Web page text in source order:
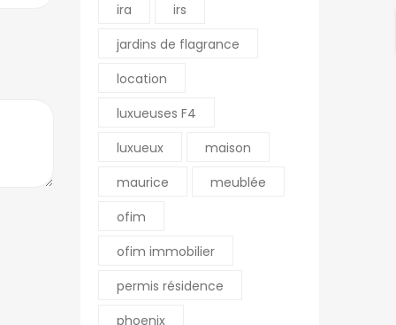
ira
irs
jardins de flagrance
location
luxueuses F4
luxueux
maison
maurice
meublée
ofim
ofim immobilier
permis résidence
phoenix